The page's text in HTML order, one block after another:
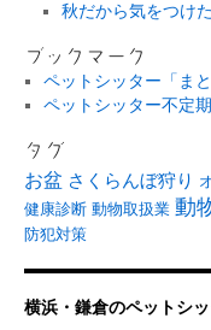
秋だから気をつけ
ブックマーク
ペットシッター「まと
ペットシッター不定
タグ
お盆 さくらんぼ狩り
健康診断 動物取扱業 動
防犯対策
横浜・鎌倉のペットシ